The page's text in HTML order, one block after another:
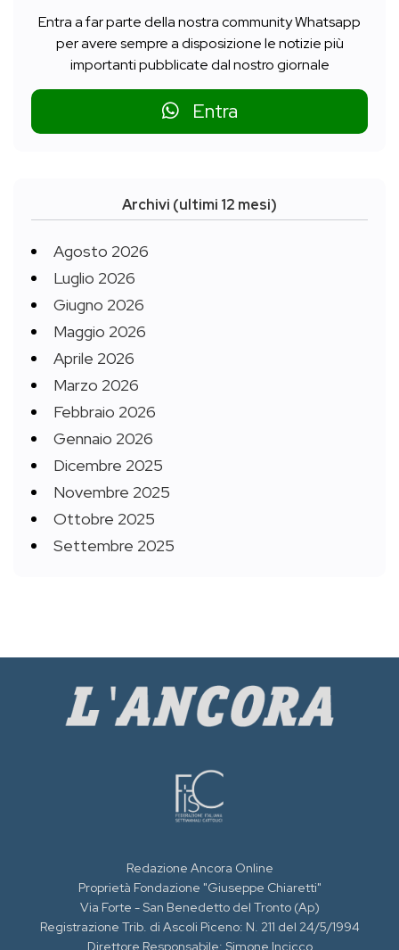
Entra a far parte della nostra community Whatsapp
per avere sempre a disposizione le notizie più
importanti pubblicate dal nostro giornale
Entra
Archivi (ultimi 12 mesi)
Agosto 2026
Luglio 2026
Giugno 2026
Maggio 2026
Aprile 2026
Marzo 2026
Febbraio 2026
Gennaio 2026
Dicembre 2025
Novembre 2025
Ottobre 2025
Settembre 2025
Redazione Ancora Online
Proprietà Fondazione "Giuseppe Chiaretti"
Via Forte - San Benedetto del Tronto (Ap)
Registrazione Trib. di Ascoli Piceno: N. 211 del 24/5/1994